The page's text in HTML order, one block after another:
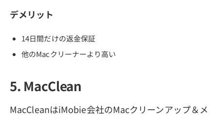
デメリット
14日間だけの返金保証
他のMacクリーナーより高い
5. MacClean
MacCleanはiMobie会社のMacクリーンアップ＆メ